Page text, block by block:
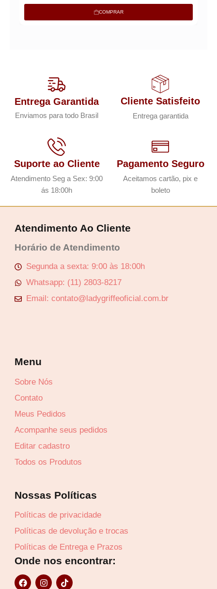
COMPRAR
Entrega Garantida
Enviamos para todo Brasil
Cliente Satisfeito
Entrega garantida
Suporte ao Cliente
Atendimento Seg a Sex: 9:00
ás 18:00h
Pagamento Seguro
Aceitamos cartão, pix e
boleto
Atendimento Ao Cliente
Horário de Atendimento
Segunda a sexta: 9:00 às 18:00h
Whatsapp: (11) 2803-8217
Email: contato@ladygriffeoficial.com.br
Menu
Sobre Nós
Contato
Meus Pedidos
Acompanhe seus pedidos
Editar cadastro
Todos os Produtos
Nossas Políticas
Políticas de privacidade
Políticas de devolução e trocas
Políticas de Entrega e Prazos
Onde nos encontrar:
F
a
I
n
T
i